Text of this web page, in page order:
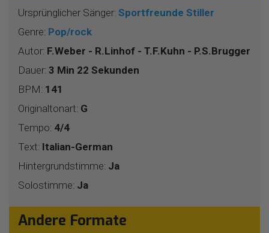
Ursprünglicher Sänger: Sportfreunde Stiller
Genre: Pop/rock
Autor: F.Weber - R.Linhof - T.F.Kuhn - P.S.Brugger
Dauer: 3 Min 22 Sekunden
BPM: 141
Originaltonart: G
Tempo: 4/4
Text: Italian-German
Hintergrundstimme: Ja
Solostimme: Ja
Andere Formate